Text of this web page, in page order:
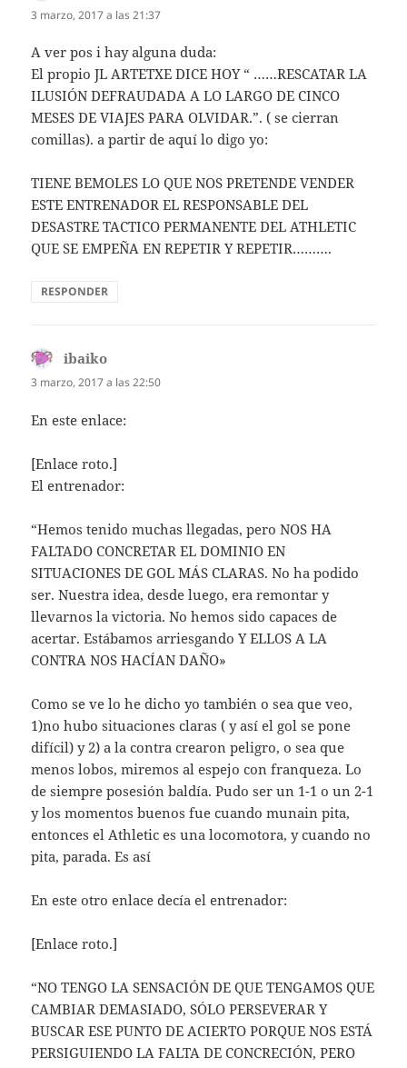
3 marzo, 2017 a las 21:37
A ver pos i hay alguna duda:
El propio JL ARTETXE DICE HOY “ ……RESCATAR LA
ILUSIÓN DEFRAUDADA A LO LARGO DE CINCO
MESES DE VIAJES PARA OLVIDAR.”. ( se cierran
comillas). a partir de aquí lo digo yo:
TIENE BEMOLES LO QUE NOS PRETENDE VENDER
ESTE ENTRENADOR EL RESPONSABLE DEL
DESASTRE TACTICO PERMANENTE DEL ATHLETIC
QUE SE EMPEÑA EN REPETIR Y REPETIR……….
RESPONDER
ibaiko
3 marzo, 2017 a las 22:50
En este enlace:
[Enlace roto.]
El entrenador:
“Hemos tenido muchas llegadas, pero NOS HA
FALTADO CONCRETAR EL DOMINIO EN
SITUACIONES DE GOL MÁS CLARAS. No ha podido
ser. Nuestra idea, desde luego, era remontar y
llevarnos la victoria. No hemos sido capaces de
acertar. Estábamos arriesgando Y ELLOS A LA
CONTRA NOS HACÍAN DAÑO»
Como se ve lo he dicho yo también o sea que veo,
1)no hubo situaciones claras ( y así el gol se pone
difícil) y 2) a la contra crearon peligro, o sea que
menos lobos, miremos al espejo con franqueza. Lo
de siempre posesión baldía. Pudo ser un 1-1 o un 2-1
y los momentos buenos fue cuando munain pita,
entonces el Athletic es una locomotora, y cuando no
pita, parada. Es así
En este otro enlace decía el entrenador:
[Enlace roto.]
“NO TENGO LA SENSACIÓN DE QUE TENGAMOS QUE
CAMBIAR DEMASIADO, SÓLO PERSEVERAR Y
BUSCAR ESE PUNTO DE ACIERTO PORQUE NOS ESTÁ
PERSIGUIENDO LA FALTA DE CONCRECIÓN, PERO